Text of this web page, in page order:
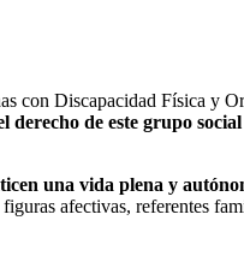
con Discapacidad Física y
derecho de este grupo
una vida plena y
afectivas, referentes